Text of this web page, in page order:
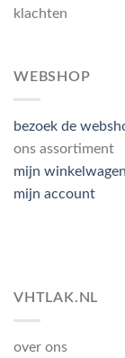
klachten
WEBSHOP
bezoek de
ons assortiment
mijn winkelwagen
mijn account
VHTLAK.NL
over ons